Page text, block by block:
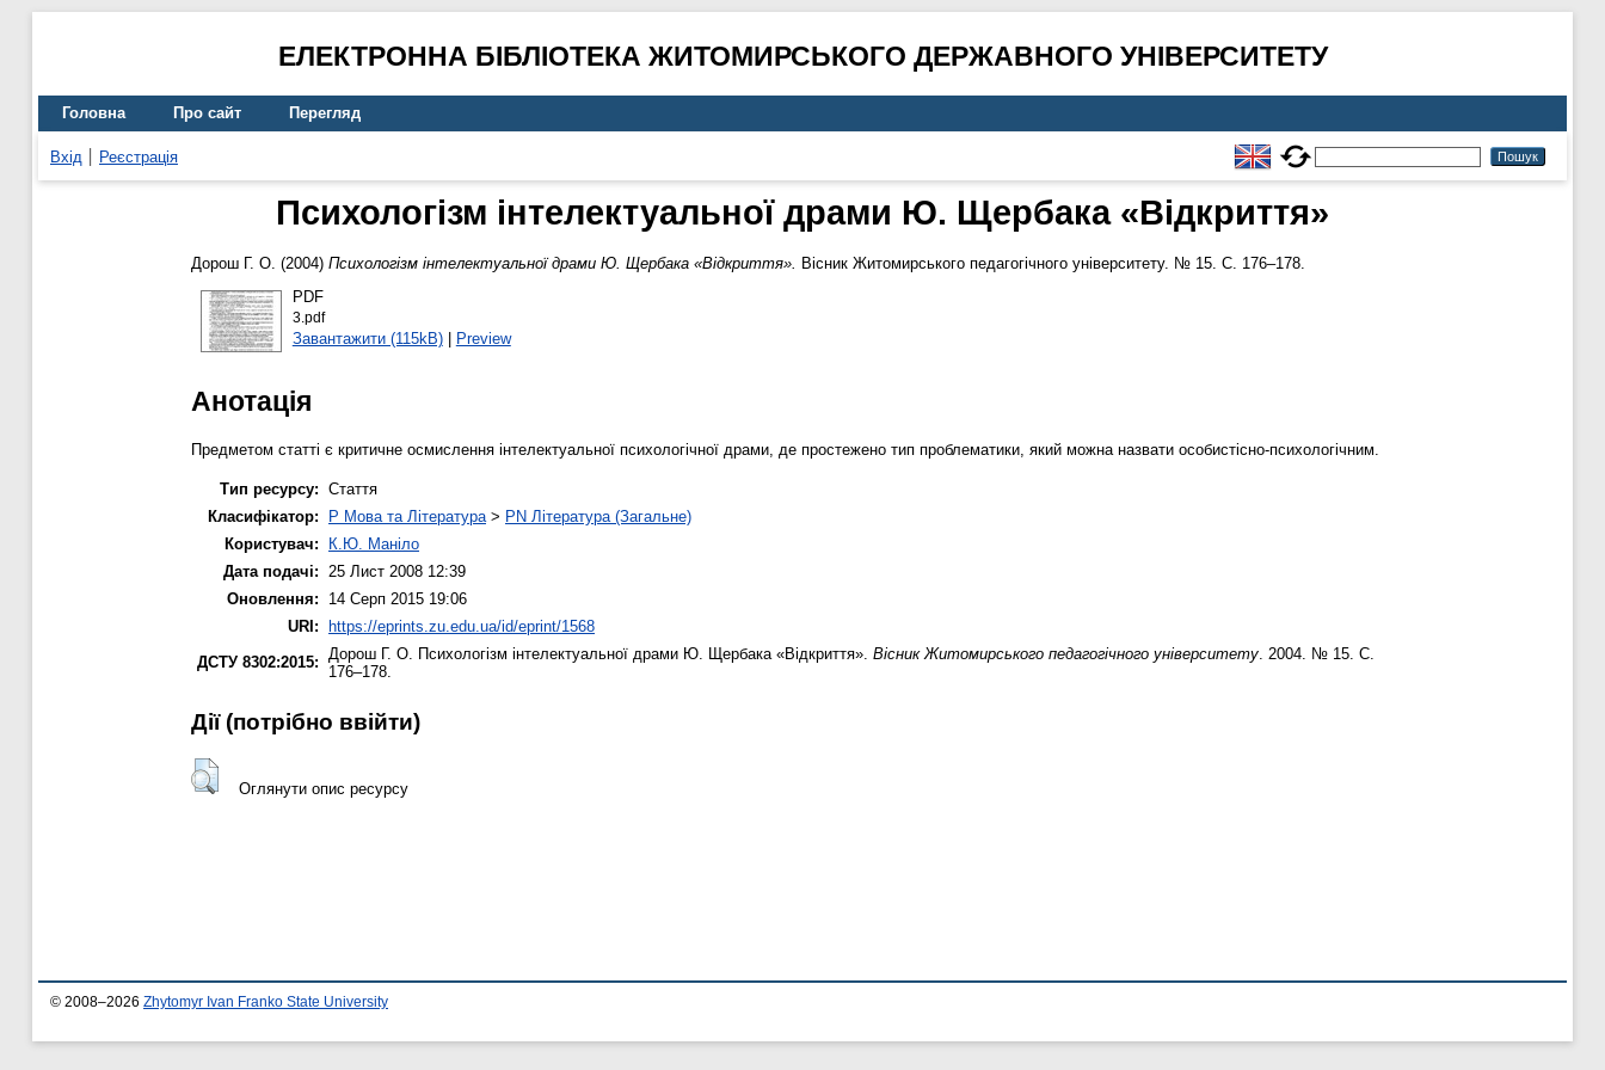
ЕЛЕКТРОННА БІБЛІОТЕКА ЖИТОМИРСЬКОГО ДЕРЖАВНОГО УНІВЕРСИТЕТУ
Головна Про сайт Перегляд
Вхід Реєстрація
Психологізм інтелектуальної драми Ю. Щербака «Відкриття»
Дорош Г. О. (2004) Психологізм інтелектуальної драми Ю. Щербака «Відкриття». Вісник Житомирського педагогічного університету. № 15. С. 176–178.
PDF
3.pdf
Завантажити (115kB)| Preview
Анотація
Предметом статті є критичне осмислення інтелектуальної психологічної драми, де простежено тип проблематики, який можна назвати особистісно-психологічним.
Тип ресурсу: Стаття
Класифікатор:
P Мова та Література > PN Література (Загальне)
Користувач:
К.Ю. Маніло
Дата подачі:
25 Лист 2008 12:39
Оновлення:
14 Серп 2015 19:06
URI: https://eprints.zu.edu.ua/id/eprint/1568
ДСТУ 8302:2015:
Дорош Г. О. Психологізм інтелектуальної драми Ю. Щербака «Відкриття». Вісник Житомирського педагогічного університету . 2004. № 15. С.
176–178.
Дії ​​(потрібно ввійти)
Оглянути опис ресурсу
© 2008–2026 Zhytomyr Ivan Franko State University